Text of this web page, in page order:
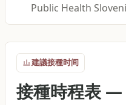
Public Health
建議接種时间
接種時程表—